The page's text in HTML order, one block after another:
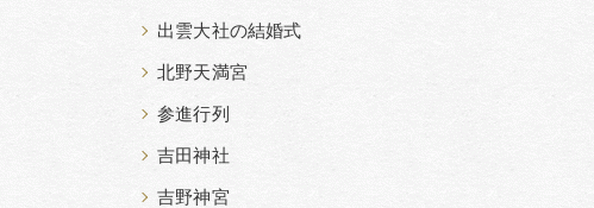
出雲大社の結婚式
北野天満宮
参進行列
吉田神社
吉野神宮